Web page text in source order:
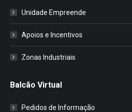
Unidade Empreende
Apoios e Incentivos
Zonas Industriais
Balcão Virtual
Pedidos de Informação